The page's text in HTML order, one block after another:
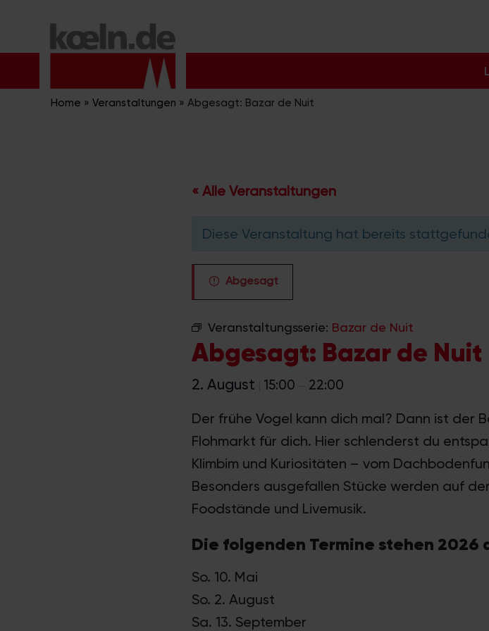
Inhalt
Home » Veranstaltungen » Abgesagt: Bazar de Nuit
« Alle Veranstaltungen
Diese Veranstaltung hat bereits
Abgesagt
Veranstaltungsserie: Bazar de Nuit
Abgesagt: Bazar de Nuit
2. August 15:00 22:00
Der frühe Vogel kann dich mal? Dann ist der
Flohmarkt für dich. Hier schlenderst du
Klimbim und Kuriositäten – vom
Besonders ausgefallen Stücke werden auf
Foodstände und Livemusik.
Die folgenden Termine stehen 2026
So. 10. Mai
So. 2. August
Sa. 13. September